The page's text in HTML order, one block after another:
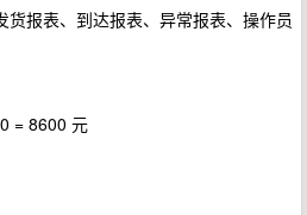
货报表、到达报表、异常报表、操作员
= 8600 元